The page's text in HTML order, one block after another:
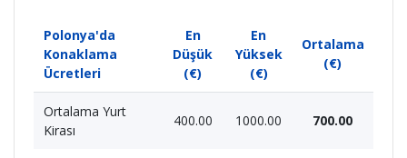
Polonya'da
Konaklama
Ücretleri
En
Düşük
(€)
En
Yüksek
(€)
Ortalama
(€)
Ortalama Yurt
Kirası
400.00 1000.00 700.00